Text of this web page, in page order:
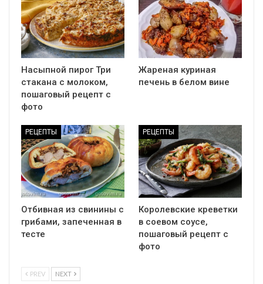
Насыпной пирог Три
стакана с молоком,
пошаговый рецепт с
фото
Жареная куриная
печень в белом вине
РЕЦЕПТЫ
Отбивная из свинины с
грибами, запеченная в
тесте
РЕЦЕПТЫ
Королевские креветки
в соевом соусе,
пошаговый рецепт с
фото
PREV NEXT